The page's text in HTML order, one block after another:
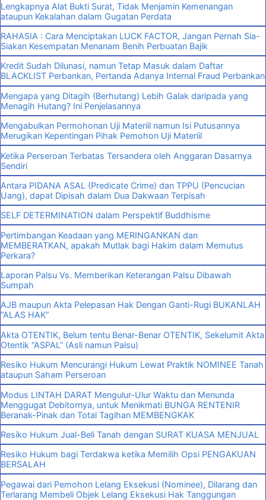
Lengkapnya Alat Bukti Surat, Tidak Menjamin Kemenangan
ataupun Kekalahan dalam Gugatan Perdata
RAHASIA : Cara Menciptakan LUCK FACTOR, Jangan Pernah Sia-
Siakan Kesempatan Menanam Benih Perbuatan Bajik
Kredit Sudah Dilunasi, namun Tetap Masuk dalam Daftar
BLACKLIST Perbankan, Pertanda Adanya Internal Fraud Perbankan
Mengapa yang Ditagih (Berhutang) Lebih Galak daripada yang
Menagih Hutang? Ini Penjelasannya
Mengabulkan Permohonan Uji Materiil namun Isi Putusannya
Merugikan Kepentingan Pihak Pemohon Uji Materiil
Ketika Perseroan Terbatas Tersandera oleh Anggaran Dasarnya
Sendiri
Antara PIDANA ASAL (Predicate Crime) dan TPPU (Pencucian
Uang), dapat Dipisah dalam Dua Dakwaan Terpisah
SELF DETERMINATION dalam Perspektif Buddhisme
Pertimbangan Keadaan yang MERINGANKAN dan
MEMBERATKAN, apakah Mutlak bagi Hakim dalam Memutus
Perkara?
Laporan Palsu Vs. Memberikan Keterangan Palsu Dibawah
Sumpah
AJB maupun Akta Pelepasan Hak Dengan Ganti-Rugi BUKANLAH
“ALAS HAK”
Akta OTENTIK, Belum tentu Benar-Benar OTENTIK, Sekelumit Akta
Otentik “ASPAL” (Asli namun Palsu)
Resiko Hukum Mencurangi Hukum Lewat Praktik NOMINEE Tanah
ataupun Saham Perseroan
Modus LINTAH DARAT Mengulur-Ulur Waktu dan Menunda
Menggugat Debitornya, untuk Menikmati BUNGA RENTENIR
Beranak-Pinak dan Total Tagihan MEMBENGKAK
Resiko Hukum Jual-Beli Tanah dengan SURAT KUASA MENJUAL
Resiko Hukum bagi Terdakwa ketika Memilih Opsi PENGAKUAN
BERSALAH
Pegawai dari Pemohon Lelang Eksekusi (Nominee), Dilarang dan
Terlarang Membeli Objek Lelang Eksekusi Hak Tanggungan